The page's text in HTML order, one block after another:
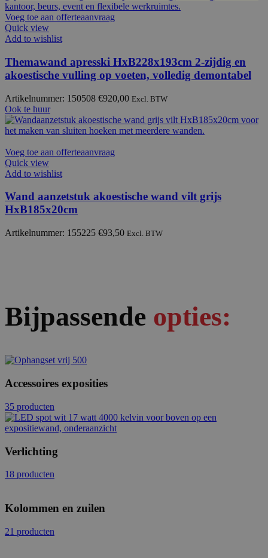
Voeg toe aan offerteaanvraag
Quick view
Add to wishlist
Themawand apresski HxB228x193cm 2-zijdig en
akoestische vulling op voeten, volledig demontabel
Artikelnummer: 150508 €920,00 Excl. BTW
Ook te huur
Voeg toe aan offerteaanvraag
Quick view
Add to wishlist
Wand aanzetstuk akoestische wand vilt grijs
HxB185x20cm
Artikelnummer: 155225 €93,50 Excl. BTW
Bijpassende opties:
Accessoires exposities
35 producten
Verlichting
18 producten
Kolommen en zuilen
21 producten